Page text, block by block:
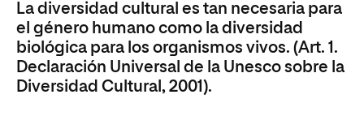
La diversidad cultural es tan necesaria para
el género humano como la diversidad
biológica para los organismos vivos. (Art. 1.
Declaración Universal de la Unesco sobre la
Diversidad Cultural, 2001).